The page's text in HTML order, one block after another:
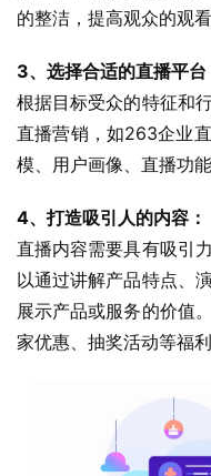
的整洁，提高观众的观看
3、选择合适的直播平台
根据目标受众的特征和
直播营销，如263企业
模、用户画像、直播功能
4、打造吸引人的内容：
直播内容需要具有吸引
以通过讲解产品特点、
展示产品或服务的价值
家优惠、抽奖活动等福